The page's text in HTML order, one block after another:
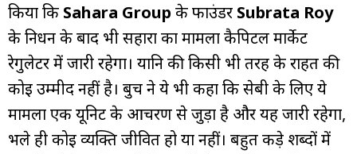
किया कि Sahara Group के फाउंडर Subrata Roy
के निधन के बाद भी सहारा का मामला कैपिटल मार्केट
रेगुलेटर में जारी रहेगा। यानि की किसी भी तरह के राहत की
कोई उम्मीद नहीं है। बुच ने ये भी कहा कि सेबी के लिए ये
मामला एक यूनिट के आचरण से जुड़ा है और यह जारी रहेगा,
भले ही कोई व्यक्ति जीवित हो या नहीं। बहुत कड़े शब्दों में